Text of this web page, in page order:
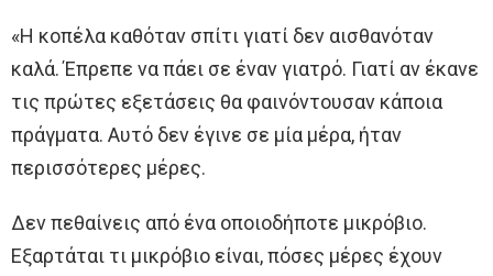
«Η κοπέλα καθόταν σπίτι γιατί δεν αισθανόταν
καλά. Έπρεπε να πάει σε έναν γιατρό. Γιατί αν έκανε
τις πρώτες εξετάσεις θα φαινόντουσαν κάποια
πράγματα. Αυτό δεν έγινε σε μία μέρα, ήταν
περισσότερες μέρες.
Δεν πεθαίνεις από ένα οποιοδήποτε μικρόβιο.
Εξαρτάται τι μικρόβιο είναι, πόσες μέρες έχουν